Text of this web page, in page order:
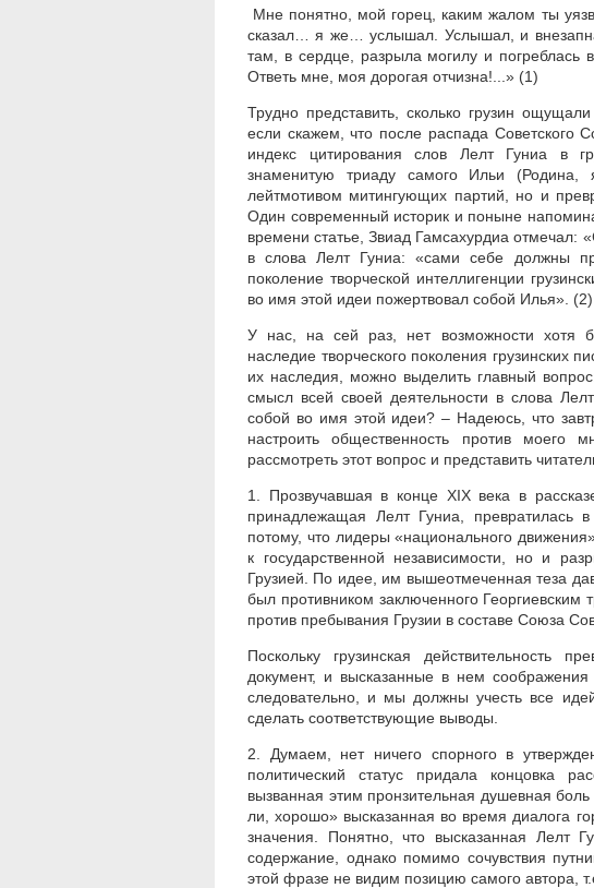
Мне понятно, мой горец, каким жалом ты
сказал… я же… услышал. Услышал, и
там, в сердце, разрыла могилу и погреблась
Ответь мне, моя дорогая отчизна!...» (1)
Трудно представить, сколько грузин
если скажем, что после распада Советского
индекс цитирования слов Лелт Гуниа в
знаменитую триаду самого Ильи
лейтмотивом митингующих партий, но и
Один современный историк и поныне
времени статье, Звиад Гамсахурдиа отмечал:
в слова Лелт Гуниа: «сами себе должны
поколение творческой интеллигенции
во имя этой идеи пожертвовал собой Илья». (2)
У нас, на сей раз, нет возможности хотя
наследие творческого поколения грузинских
их наследия, можно выделить главный
смысл всей своей деятельности в слова
собой во имя этой идеи? – Надеюсь, что
настроить общественность против моего
рассмотреть этот вопрос и представить
1. Прозвучавшая в конце XIX века в
принадлежащая Лелт Гуниа, превратилась в
потому, что лидеры «национального
к государственной независимости, но и
Грузией. По идее, им вышеотмеченная теза
был противником заключенного
против пребывания Грузии в составе Союза
Поскольку грузинская действительность
документ, и высказанные в нем
следовательно, и мы должны учесть все
сделать соответствующие выводы.
2. Думаем, нет ничего спорного в
политический статус придала концовка
вызванная этим пронзительная душевная
ли, хорошо» высказанная во время диалога
значения. Понятно, что высказанная Лелт
содержание, однако помимо сочувствия
этой фразе не видим позицию самого автора,